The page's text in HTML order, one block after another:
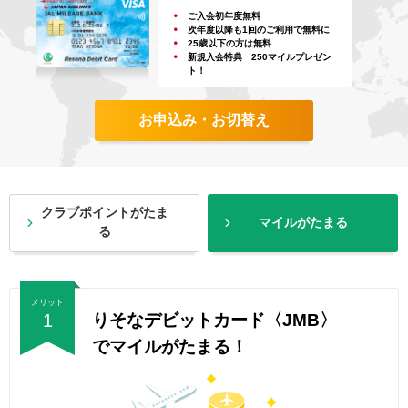
ご入会初年度無料
次年度以降も1回のご利用で無料に
25歳以下の方は無料
新規入会特典 250マイルプレゼン
ト！
お申込み・お切替え
クラブポイントがたま
る
マイルがたまる
メリット
1
りそなデビットカード〈JMB〉
でマイルがたまる！